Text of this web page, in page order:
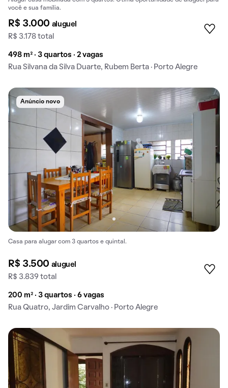
você e sua família.
R$ 3.000 aluguel
R$ 3.178 total
498 m² · 3 quartos · 2 vagas
Rua Silvana da Silva Duarte, Rubem Berta · Porto Alegre
Anúncio novo
Casa para alugar com 3 quartos e quintal.
R$ 3.500 aluguel
R$ 3.839 total
200 m² · 3 quartos · 6 vagas
Rua Quatro, Jardim Carvalho · Porto Alegre